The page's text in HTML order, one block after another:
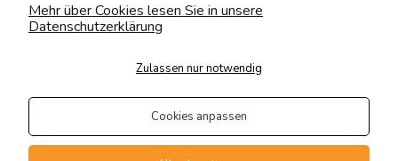
Transportarten
Der Versand erfolgt per
private Spedition
Geprüfte Präsenz
Mehr über Cookies lesen Sie in unsere
Datenschutzerklärung
Zulassen nur notwendig
Cookies anpassen